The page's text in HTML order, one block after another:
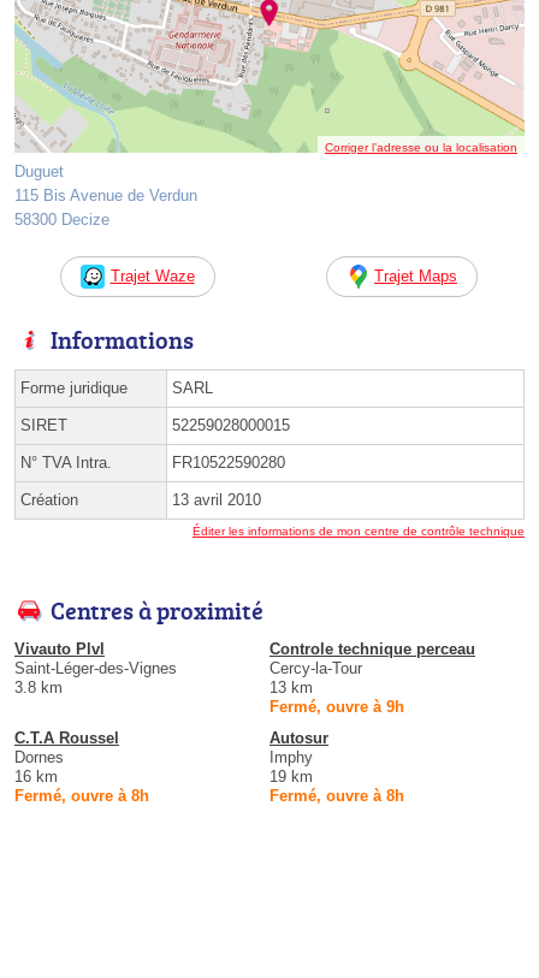
Corriger l’adresse ou la localisation
Duguet
115 Bis Avenue de Verdun
58300 Decize
Trajet Waze Trajet Maps
Informations
Forme juridique SARL
SIRET 52259028000015
N° TVA Intra. FR10522590280
Création 13 avril 2010
Éditer les informations de mon centre de contrôle technique
Centres à proximité
Vivauto Plvl
Saint-Léger-des-Vignes
3.8 km
Controle technique perceau
Cercy-la-Tour
13 km
Fermé, ouvre à 9h
C.T.A Roussel
Dornes
16 km
Fermé, ouvre à 8h
Autosur
Imphy
19 km
Fermé, ouvre à 8h